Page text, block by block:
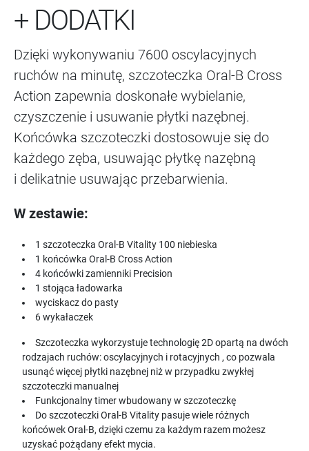
+ DODATKI
Dzięki wykonywaniu 7600 oscylacyjnych
ruchów na minutę, szczoteczka Oral-B Cross
Action zapewnia doskonałe wybielanie,
czyszczenie i usuwanie płytki nazębnej.
Końcówka szczoteczki dostosowuje się do
każdego zęba, usuwając płytkę nazębną
i delikatnie usuwając przebarwienia.
W zestawie:
1 szczoteczka Oral-B Vitality 100 niebieska
1 końcówka Oral-B Cross Action
4 końcówki zamienniki Precision
1 stojąca ładowarka
wyciskacz do pasty
6 wykałaczek
Szczoteczka wykorzystuje technologię 2D opartą na dwóch
rodzajach ruchów: oscylacyjnych i rotacyjnych , co pozwala
usunąć więcej płytki nazębnej niż w przypadku zwykłej
szczoteczki manualnej
Funkcjonalny timer wbudowany w szczoteczkę
Do szczoteczki Oral-B Vitality pasuje wiele różnych
końcówek Oral-B, dzięki czemu za każdym razem możesz
uzyskać pożądany efekt mycia.